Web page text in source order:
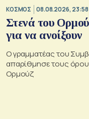
ΚΟΣΜΟΣ 08.08.2026, 23:58
Στενά του
για να ανοίξουν
Ο γραμματέας του
απαρίθμησε τους
Ορμούζ